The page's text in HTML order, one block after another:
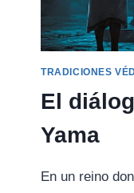
TRADICIONES
El
Yama
En un reino